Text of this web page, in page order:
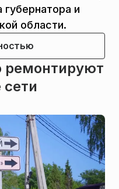
и
области.
ремонтируют